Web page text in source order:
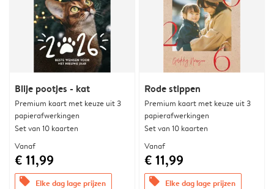
Blije pootjes - kat
Premium kaart met keuze uit 3
papierafwerkingen
Set van 10 kaarten
Vanaf
€ 11,99
offers Elke dag lage prijzen
Rode stippen
Premium kaart met keuze uit 3
papierafwerkingen
Set van 10 kaarten
Vanaf
€ 11,99
offers Elke dag lage prijzen